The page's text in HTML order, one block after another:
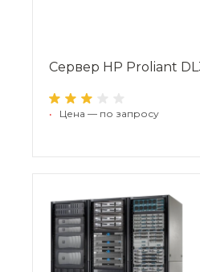
Сервер HP Proliant
• Цена — по запросу